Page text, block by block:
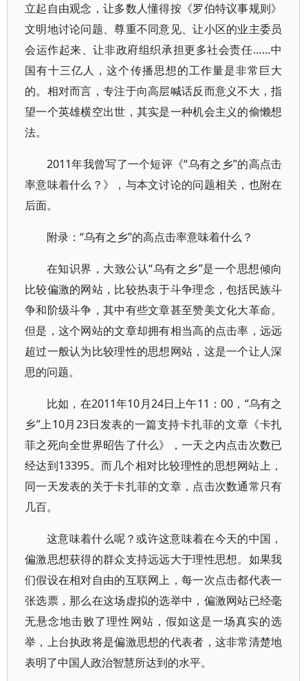
立起自由观念，让多数人懂得按《罗伯特议事规则》
文明地讨论问题、尊重不同意见、让小区的业主委员
会运作起来、让非政府组织承担更多社会责任……中
国有十三亿人，这个传播思想的工作量是非常巨大
的。相对而言，专注于向高层喊话反而意义不大，指
望一个英雄横空出世，其实是一种机会主义的偷懒想
法。
2011年我曾写了一个短评《“乌有之乡”的高点击
率意味着什么？》，与本文讨论的问题相关，也附在
后面。
附录：“乌有之乡”的高点击率意味着什么？
在知识界，大致公认“乌有之乡”是一个思想倾向
比较偏激的网站，比较热衷于斗争理念，包括民族斗
争和阶级斗争，其中有些文章甚至赞美文化大革命。
但是，这个网站的文章却拥有相当高的点击率，远远
超过一般认为比较理性的思想网站，这是一个让人深
思的问题。
比如，在2011年10月24日上午11：00，“乌有之
乡”上10月23日发表的一篇支持卡扎菲的文章《卡扎
菲之死向全世界昭告了什么》，一天之内点击次数已
经达到13395。而几个相对比较理性的思想网站上，
同一天发表的关于卡扎菲的文章，点击次数通常只有
几百。
这意味着什么呢？或许这意味着在今天的中国，
偏激思想获得的群众支持远远大于理性思想。如果我
们假设在相对自由的互联网上，每一次点击都代表一
张选票，那么在这场虚拟的选举中，偏激网站已经毫
无悬念地击败了理性网站，假如这是一场真实的选
举，上台执政将是偏激思想的代表者，这非常清楚地
表明了中国人政治智慧所达到的水平。